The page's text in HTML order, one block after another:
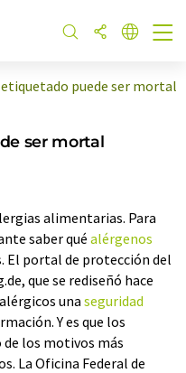
puede ser mortal
ser mortal
alimentarias. Para
saber qué alérgenos
El portal de protección del
que se rediseñó hace
una seguridad
Y es que los
los motivos más
La Oficina Federal de